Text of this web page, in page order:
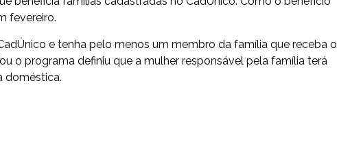
fevereiro.
e tenha pelo menos um membro da família que receba o
o programa definiu que a mulher responsável pela família terá
doméstica.